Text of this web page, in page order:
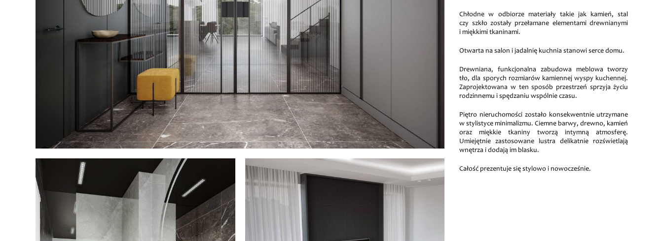
Chłodne w odbiorze materiały takie jak kamień, stal
czy szkło zostały przełamane elementami drewnianymi
i miękkimi tkaninami.
Otwarta na salon i jadalnię kuchnia stanowi serce domu.
Drewniana, funkcjonalna zabudowa meblowa tworzy
tło, dla sporych rozmiarów kamiennej wyspy kuchennej.
Zaprojektowana w ten sposób przestrzeń sprzyja życiu
rodzinnemu i spędzaniu wspólnie czasu.
Piętro nieruchomości zostało konsekwentnie utrzymane
w stylistyce minimalizmu. Ciemne barwy, drewno, kamień
oraz miękkie tkaniny tworzą intymną atmosferę.
Umiejętnie zastosowane lustra delikatnie rozświetlają
wnętrza i dodają im blasku.
Całość prezentuje się stylowo i nowocześnie.